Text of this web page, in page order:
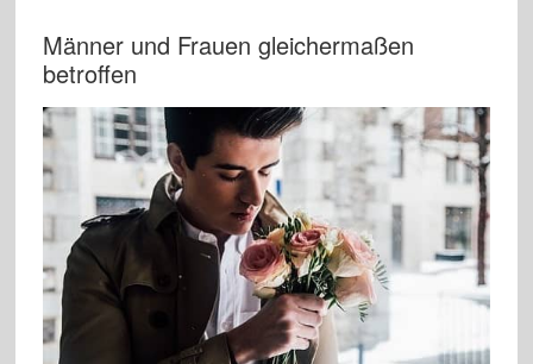
Männer und Frauen gleichermaßen
betroffen